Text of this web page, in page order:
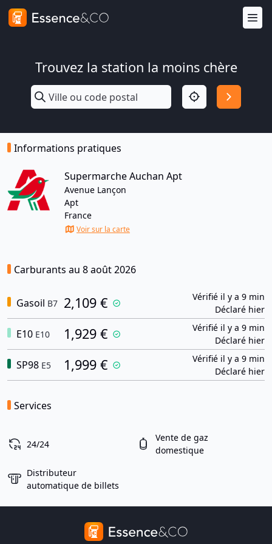
Trouvez la station la moins chère
Informations pratiques
Supermarche Auchan Apt
Avenue Lançon
Apt
France
Voir sur la carte
Carburants au 8 août 2026
Gasoil B7 2,109 €
Vérifié il y a 9 min
Déclaré hier
E10 E10 1,929 €
Vérifié il y a 9 min
Déclaré hier
SP98 E5 1,999 €
Vérifié il y a 9 min
Déclaré hier
Services
24/24
Vente de gaz
domestique
Distributeur
automatique de billets